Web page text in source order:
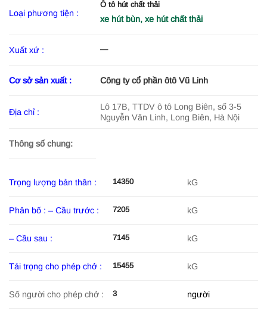
Loại phương tiện :
Ô tô hút chất thải
xe hút bùn, xe hút chất thải
Xuất xứ : —
Cơ sở sản xuất : Công ty cổ phần ôtô Vũ Linh
Địa chỉ :
Lô 17B, TTDV ô tô Long Biên, số 3-5
Nguyễn Văn Linh, Long Biên, Hà Nội
Thông số chung:
Trọng lượng bản thân : 14350 kG
Phân bố : – Cầu trước : 7205 kG
– Cầu sau : 7145 kG
Tải trọng cho phép chở : 15455 kG
Số người cho phép chở : 3 người